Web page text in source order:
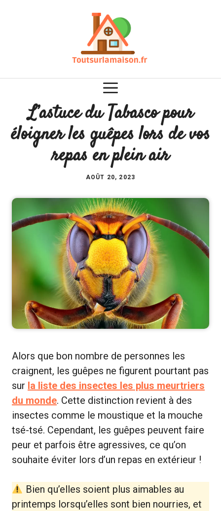
L’astuce du Tabasco pour
éloigner les guêpes lors de vos
repas en plein air
AOÛT 20, 2023
Alors que bon nombre de personnes les
craignent, les guêpes ne figurent pourtant pas
sur la liste des insectes les plus meurtriers
du monde. Cette distinction revient à des
insectes comme le moustique et la mouche
tsé-tsé. Cependant, les guêpes peuvent faire
peur et parfois être agressives, ce qu’on
souhaite éviter lors d’un repas en extérieur !
Bien qu’elles soient plus aimables au
printemps lorsqu’elles sont bien nourries, et